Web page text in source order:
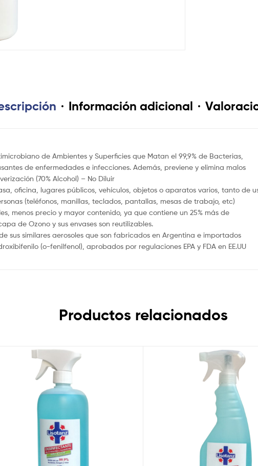
Información adicional
de Ambientes y Superficies que Matan el 99,9% de Bacterias,
de enfermedades e infecciones. Además, previene y elimina malos
(70% Alcohol) – No Diluir
oficina, lugares públicos, vehículos, objetos o aparatos varios, tanto de
(teléfonos, manillas, teclados, pantallas, mesas de trabajo, etc)
menos precio y mayor contenido, ya que contiene un 25% más de
de Ozono y sus envases son reutilizables.
sus similares aerosoles que son fabricados en Argentina e importados
(o-fenilfenol), aprobados por regulaciones EPA y FDA en EE.UU
Productos relacionados